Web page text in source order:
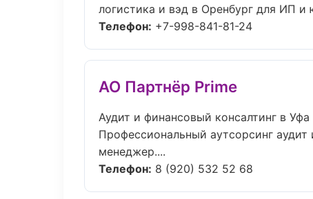
логистика и вэд в Оренбург для ИП
Телефон: +7-998-841-81-24
АО Партнёр Prime
Аудит и финансовый консалтинг в Уфа
Профессиональный аутсорсинг
менеджер....
Телефон: 8 (920) 532 52 68